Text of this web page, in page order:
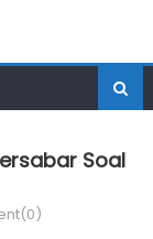
Soal